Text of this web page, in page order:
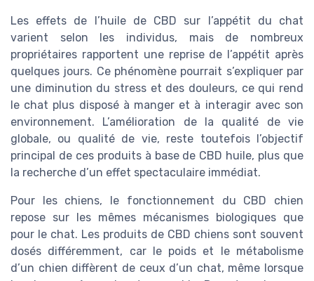
Les effets de l’huile de CBD sur l’appétit du chat
varient selon les individus, mais de nombreux
propriétaires rapportent une reprise de l’appétit après
quelques jours. Ce phénomène pourrait s’expliquer par
une diminution du stress et des douleurs, ce qui rend
le chat plus disposé à manger et à interagir avec son
environnement. L’amélioration de la qualité de vie
globale, ou qualité de vie, reste toutefois l’objectif
principal de ces produits à base de CBD huile, plus que
la recherche d’un effet spectaculaire immédiat.
Pour les chiens, le fonctionnement du CBD chien
repose sur les mêmes mécanismes biologiques que
pour le chat. Les produits de CBD chiens sont souvent
dosés différemment, car le poids et le métabolisme
d’un chien diffèrent de ceux d’un chat, même lorsque